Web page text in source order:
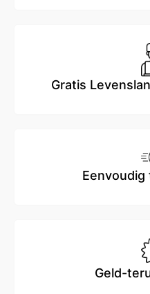
Gratis
Geld-